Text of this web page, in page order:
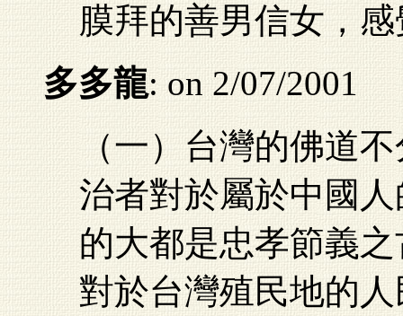
膜拜的善男信女，
多多龍: on 2/07/2001
（一）台灣的佛道
治者對於屬於中國
的大都是忠孝節義
對於台灣殖民地的